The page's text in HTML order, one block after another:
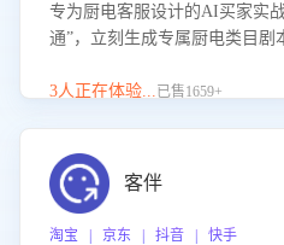
专为厨电客服设计的AI买家实
通”，立刻生成专属厨电类目
实场景应对技巧！
3人正在体验...已售1659+
客伴
淘宝 | 京东 | 抖音 | 快手